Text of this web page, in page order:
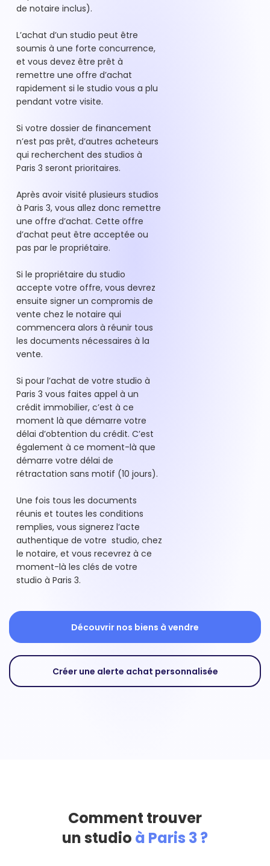
de notaire inclus).
L’achat d’un studio peut être
soumis à une forte concurrence,
et vous devez être prêt à
remettre une offre d’achat
rapidement si le studio vous a plu
pendant votre visite.
Si votre dossier de financement
n’est pas prêt, d’autres acheteurs
qui recherchent des studios à
Paris 3 seront prioritaires.
Après avoir visité plusieurs studios
à Paris 3, vous allez donc remettre
une offre d’achat. Cette offre
d’achat peut être acceptée ou
pas par le propriétaire.
Si le propriétaire du studio
accepte votre offre, vous devrez
ensuite signer un compromis de
vente chez le notaire qui
commencera alors à réunir tous
les documents nécessaires à la
vente.
Si pour l’achat de votre studio à
Paris 3 vous faites appel à un
crédit immobilier, c’est à ce
moment là que démarre votre
délai d’obtention du crédit. C’est
également à ce moment-là que
démarre votre délai de
rétractation sans motif (10 jours).
Une fois tous les documents
réunis et toutes les conditions
remplies, vous signerez l’acte
authentique de votre studio, chez
le notaire, et vous recevrez à ce
moment-là les clés de votre
studio à Paris 3.
Découvrir nos biens à vendre
Créer une alerte achat personnalisée
Comment trouver
un studio à Paris 3 ?